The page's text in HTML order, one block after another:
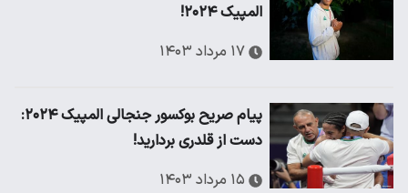
المپیک ۲۰۲۴!
۱۷ مرداد ۱۴۰۳
پیام صریح بوکسور جنجالی المپیک ۲۰۲۴:
دست از قلدری بردارید!
۱۵ مرداد ۱۴۰۳